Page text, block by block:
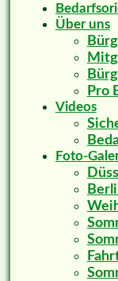
Über uns
Pro
Videos
Foto-